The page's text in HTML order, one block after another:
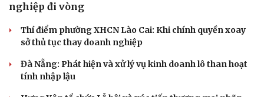
nghiệp đi vòng
Thí điểm phường XHCN Lào Cai: Khi chính quyền xoay
sở thủ tục thay doanh nghiệp
Đà Nẵng: Phát hiện và xử lý vụ kinh doanh lô than hoạt
tính nhập lậu